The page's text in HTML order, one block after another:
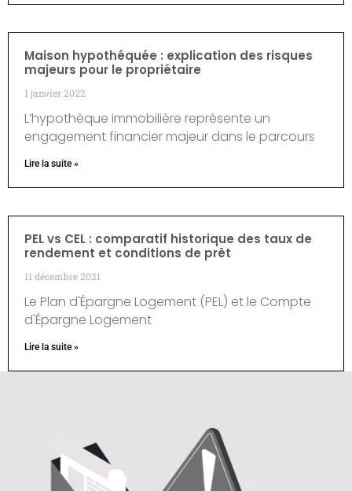
Maison hypothéquée : explication des risques
majeurs pour le propriétaire
1 janvier 2022
L’hypothèque immobilière représente un
engagement financier majeur dans le parcours
Lire la suite »
PEL vs CEL : comparatif historique des taux de
rendement et conditions de prêt
11 décembre 2021
Le Plan d'Épargne Logement (PEL) et le Compte
d'Épargne Logement
Lire la suite »